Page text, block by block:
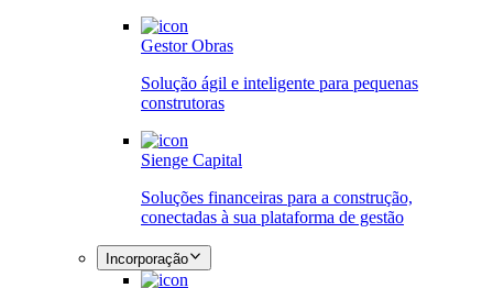
Gestor Obras
Solução ágil e inteligente para pequenas
construtoras
Sienge Capital
Soluções financeiras para a construção,
conectadas à sua plataforma de gestão
Incorporação